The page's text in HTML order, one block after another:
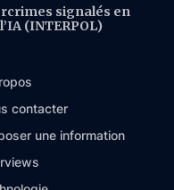
signalés en
(INTERPOL)
contacter
une information